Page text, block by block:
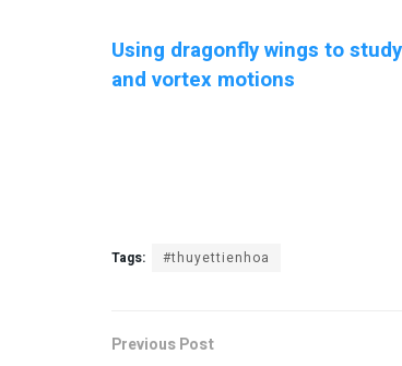
Using dragonfly wings to
and vortex motions
Tags: #thuyettienhoa
Previous Post